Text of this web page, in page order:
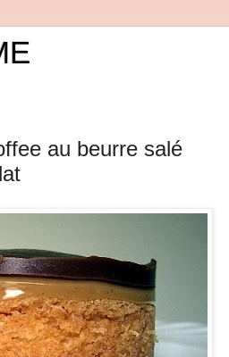
au beurre salé